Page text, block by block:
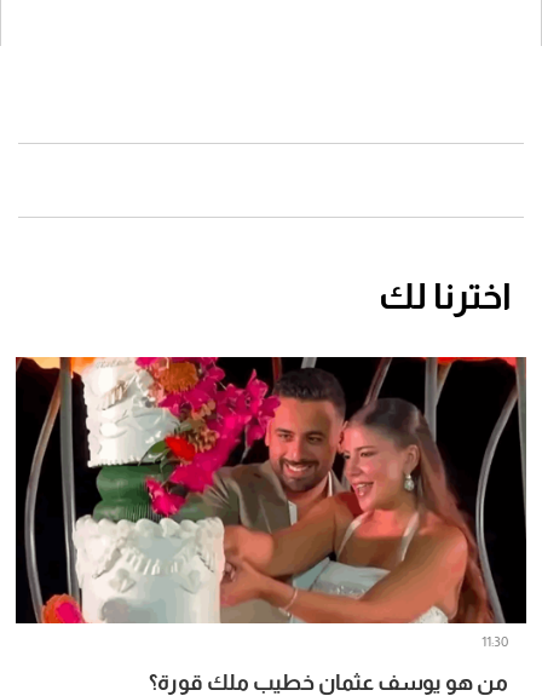
اخترنا لك
من هو يوسف عثمان خطيب ملك قورة؟
11:30